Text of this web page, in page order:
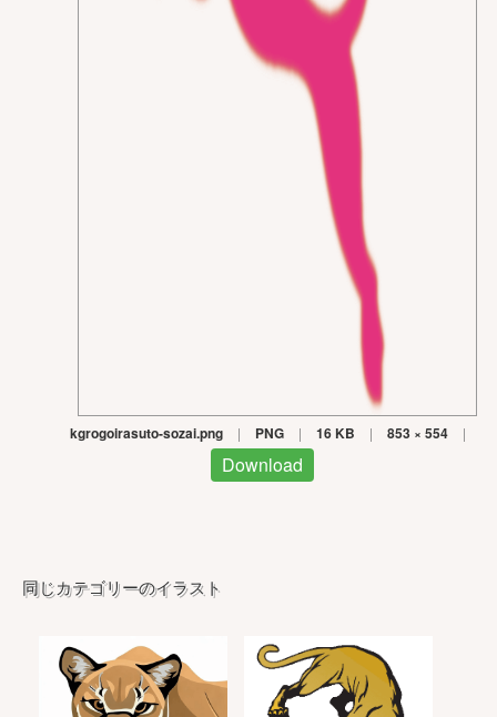
kgrogoirasuto-sozai.png | PNG | 16 KB | 853 × 554 |
Download
同じカテゴリーのイラスト